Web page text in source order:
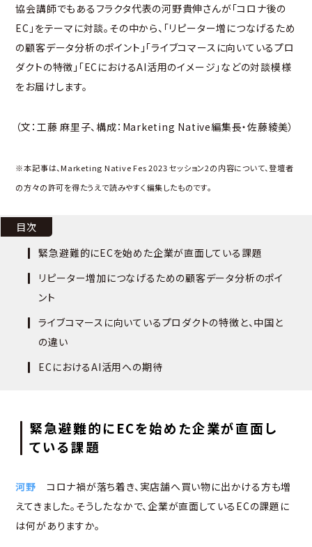
協会講師でもあるフラクタ代表の河野貴伸さんが「コロナ後の
EC」をテーマに対談。その中から、「リピーター増につなげるため
の顧客データ分析のポイント」「ライブコマースに向いているプロ
ダクトの特徴」「ECにおけるAI活用のイメージ」などの対談模様
をお届けします。
（文：工藤 麻里子、構成：Marketing Native編集長・佐藤綾美）
※本記事は、Marketing Native Fes 2023 セッション2の内容について、登壇者
の方々の許可を得たうえで読みやすく編集したものです。
目次
緊急避難的にECを始めた企業が直面している課題
リピーター増加につなげるための顧客データ分析のポイ
ント
ライブコマースに向いているプロダクトの特徴と、中国と
の違い
ECにおけるAI活用への期待
緊急避難的にECを始めた企業が直面し
ている課題
河野 コロナ禍が落ち着き、実店舗へ買い物に出かける方も増
えてきました。そうしたなかで、企業が直面しているECの課題に
は何がありますか。